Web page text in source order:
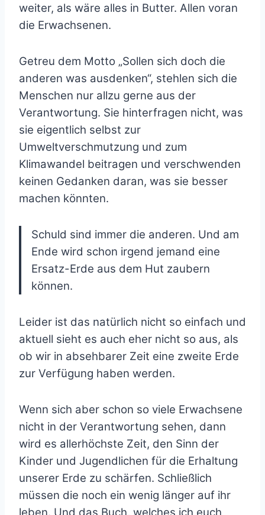
weiter, als wäre alles in Butter. Allen voran
die Erwachsenen.
Getreu dem Motto „Sollen sich doch die
anderen was ausdenken“, stehlen sich die
Menschen nur allzu gerne aus der
Verantwortung. Sie hinterfragen nicht, was
sie eigentlich selbst zur
Umweltverschmutzung und zum
Klimawandel beitragen und verschwenden
keinen Gedanken daran, was sie besser
machen könnten.
Schuld sind immer die anderen. Und am
Ende wird schon irgend jemand eine
Ersatz-Erde aus dem Hut zaubern
können.
Leider ist das natürlich nicht so einfach und
aktuell sieht es auch eher nicht so aus, als
ob wir in absehbarer Zeit eine zweite Erde
zur Verfügung haben werden.
Wenn sich aber schon so viele Erwachsene
nicht in der Verantwortung sehen, dann
wird es allerhöchste Zeit, den Sinn der
Kinder und Jugendlichen für die Erhaltung
unserer Erde zu schärfen. Schließlich
müssen die noch ein wenig länger auf ihr